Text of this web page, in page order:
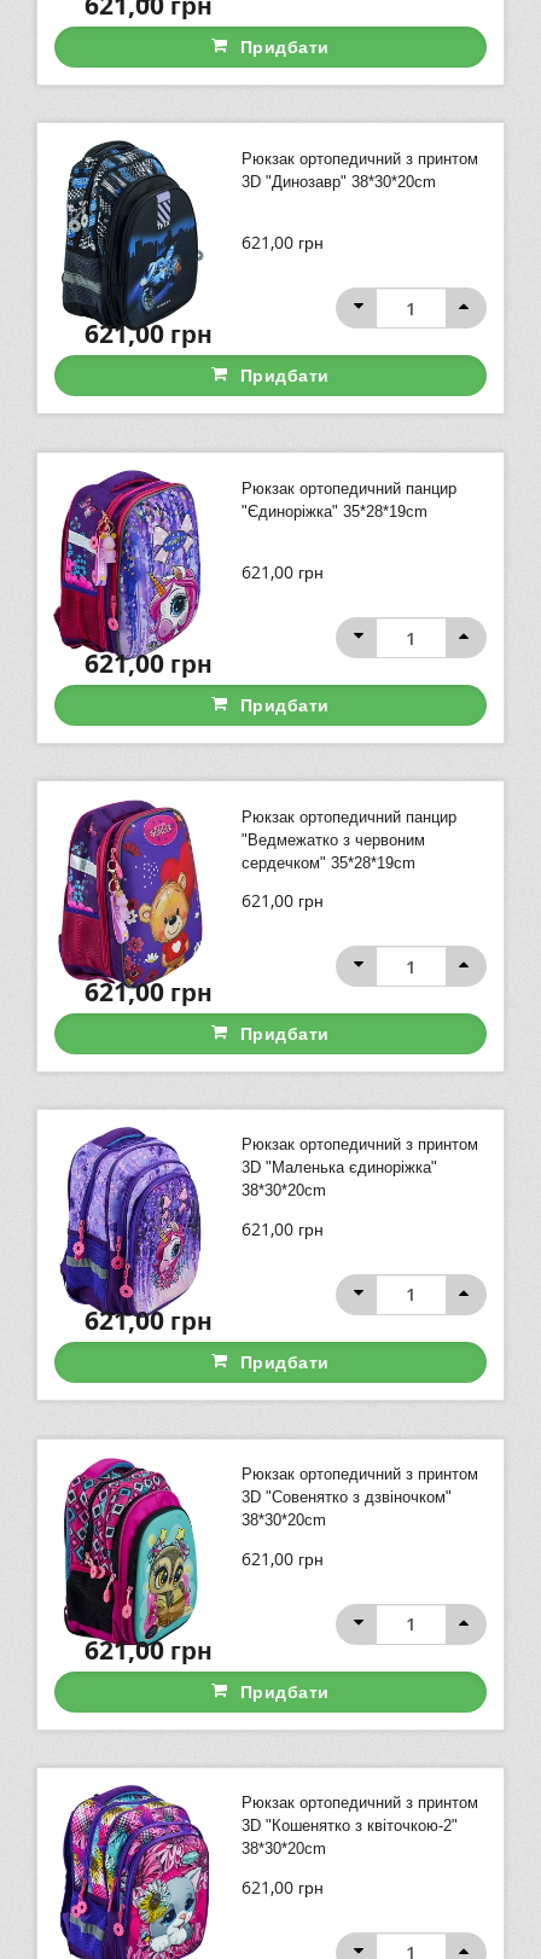
Придбати
Рюкзак ортопедичний з принтом
3D "Динозавр" 38*30*20cm
621,00 грн
621,00грн
Придбати
Рюкзак ортопедичний панцир
"Єдиноріжка" 35*28*19cm
621,00 грн
621,00грн
Придбати
Рюкзак ортопедичний панцир
"Ведмежатко з червоним
сердечком" 35*28*19cm
621,00 грн
621,00грн
Придбати
Рюкзак ортопедичний з принтом
3D "Маленька єдиноріжка"
38*30*20cm
621,00 грн
621,00грн
Придбати
Рюкзак ортопедичний з принтом
3D "Совенятко з дзвіночком"
38*30*20cm
621,00 грн
621,00грн
Придбати
Рюкзак ортопедичний з принтом
3D "Кошенятко з квіточкою-2"
38*30*20cm
621,00 грн